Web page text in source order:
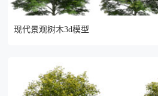
现代景观树木3d模型